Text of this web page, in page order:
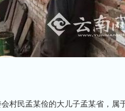
民孟某俭的大儿子孟某省，属